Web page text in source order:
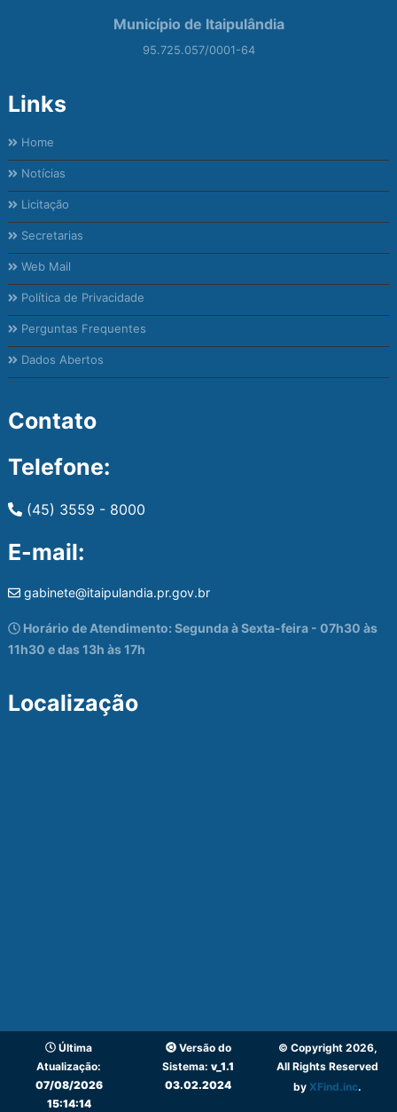
Município de Itaipulândia
95.725.057/0001-64
Links
Home
Notícias
Licitação
Secretarias
Web Mail
Política de Privacidade
Perguntas Frequentes
Dados Abertos
Contato
Telefone:
(45) 3559 - 8000
E-mail:
gabinete@itaipulandia.pr.gov.br
Horário de Atendimento: Segunda à Sexta-feira - 07h30 às
11h30 e das 13h às 17h
Localização
Última
Atualização:
07/08/2026
15:14:14
Versão do
Sistema:v_1.1
03.02.2024
© Copyright 2026,
All Rights Reserved
by XFind.inc.